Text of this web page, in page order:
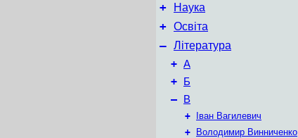
+ Наука
+ Освіта
– Література
+ А
+ Б
– В
+
Іван Вагилевич
+
Володимир Винниченко